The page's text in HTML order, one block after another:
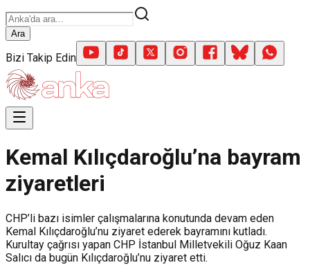
Ara
Bizi Takip Edin
Kemal Kılıçdaroğlu’na bayram
ziyaretleri
CHP’li bazı isimler çalışmalarına konutunda devam eden
Kemal Kılıçdaroğlu’nu ziyaret ederek bayramını kutladı.
Kurultay çağrısı yapan CHP İstanbul Milletvekili Oğuz Kaan
Salıcı da bugün Kılıçdaroğlu’nu ziyaret etti.